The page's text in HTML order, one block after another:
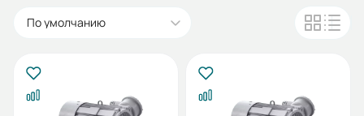
По умолчанию